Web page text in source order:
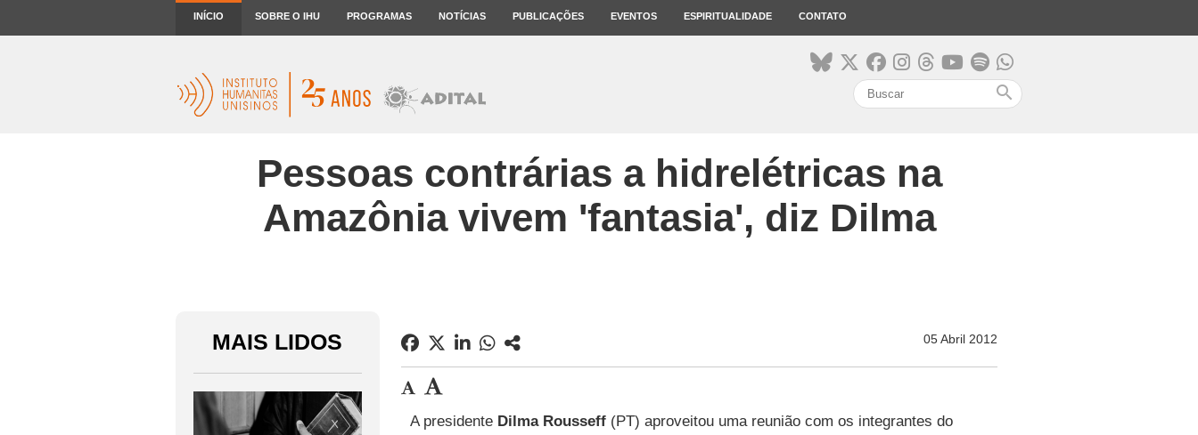
INÍCIO SOBRE O IHU PROGRAMAS NOTÍCIAS PUBLICAÇÕES EVENTOS ESPIRITUALIDADE CONTATO
search
Pessoas contrárias a hidrelétricas na
Amazônia vivem 'fantasia', diz Dilma
MAIS LIDOS 05 Abril 2012
A presidente Dilma Rousseff(PT) aproveitou uma reunião com os integrantes do